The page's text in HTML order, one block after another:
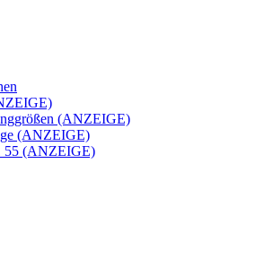
(ANZEIGE)
(ANZEIGE)
55 (ANZEIGE)